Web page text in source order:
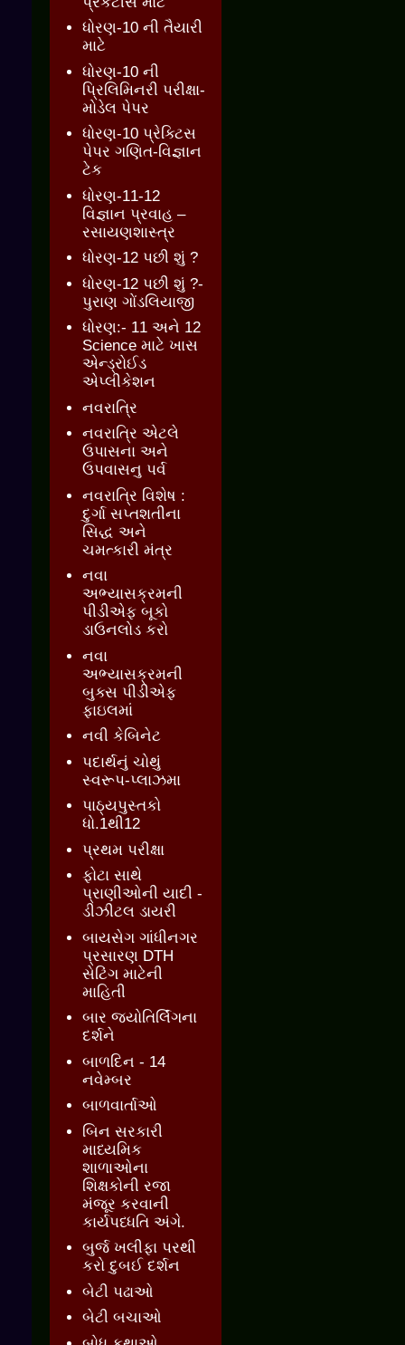
ધોરણ-10 ની તૈયારી
માટે
ધોરણ-10 ની
પ્રિલિમિનરી પરીક્ષા-
મોડેલ પેપર
ધોરણ-10 પ્રેક્ટિસ
પેપર ગણિત-વિજ્ઞાન
ટેક
ધોરણ-11-12
વિજ્ઞાન પ્રવાહ –
રસાયણશાસ્ત્ર
ધોરણ-12 પછી શું ?
ધોરણ-12 પછી શું ?-
પુરાણ ગોંડલિયાજી
ધોરણ:- 11 અને 12
Science માટે ખાસ
એન્ડ્રોઈડ
એપ્લીકેશન
નવરાત્રિ
નવરાત્રિ એટલે
ઉપાસના અને
ઉપવાસનુ પર્વ
નવરાત્રિ વિશેષ :
દુર્ગા સપ્તશતીના
સિદ્ધ અને
ચમત્કારી મંત્ર
નવા
અભ્યાસક્રમની
પીડીએફ બૂકો
ડાઉનલોડ કરો
નવા
અભ્યાસક્રમની
બુક્સ પીડીએફ
ફાઇલમાં
નવી કેબિનેટ
પદાર્થનું ચોથું
સ્વરૂપ-પ્લાઝમા
પાઠ્યપુસ્તકો
ધો.1થી12
પ્રથમ પરીક્ષા
ફોટા સાથે
પ્રાણીઓની યાદી -
ડીઝીટલ ડાયરી
બાયસેગ ગાંધીનગર
પ્રસારણ DTH
સેટિંગ માટેની
માહિતી
બાર જ્‍યોતિર્લિંગના
દર્શને
બાળદિન - 14
નવેમ્બર
બાળવાર્તાઓ
બિન સરકારી
માધ્યમિક
શાળાઓના
શિક્ષકોની રજા
મંજૂર કરવાની
કાર્યપધ્ધતિ અંગે.
બુર્જ ખલીફા પરથી
કરો દુબઈ દર્શન
બેટી પઢાઓ
બેટી બચાઓ